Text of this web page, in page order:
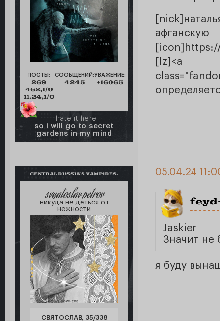
ПОСТЫ:
269
462,1/0
11.24,1/0
СООБЩЕНИЙ:
4245
УВАЖЕНИЕ:
+16065
i hate it here
so i will go to secret
gardens in my mind
[lz]<a
CENTRAL RUSSIA'S VAMPIRES.
svyatoslav petrov
никуда не деться от
нежности
СВЯТОСЛАВ, 35/338
05.04.24
Jaskier
Значит не
я буду